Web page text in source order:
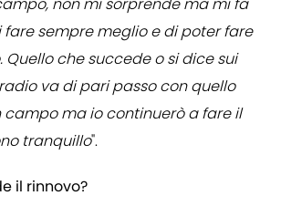
fare sempre meglio e di poter fare
Quello che succede o si dice sui
va di pari passo con quello
campo ma io continuerò a fare il
tranquillo".
il rinnovo?